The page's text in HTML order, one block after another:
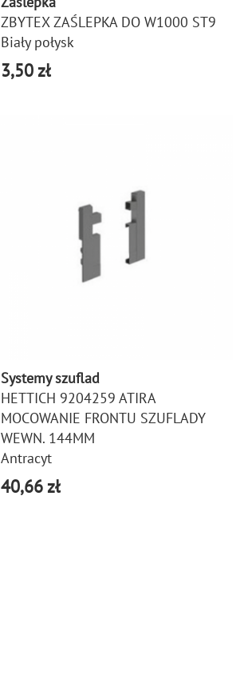
ZBYTEX ZAŚLEPKA DO W1000 ST9
Biały połysk
3,50 zł
Systemy szuflad
HETTICH 9204259 ATIRA
MOCOWANIE FRONTU SZUFLADY
WEWN. 144MM
Antracyt
40,66 zł